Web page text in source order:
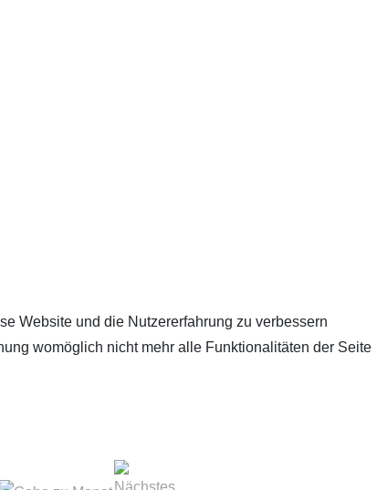
Website und die Nutzererfahrung zu verbessern
womöglich nicht mehr alle Funktionalitäten der Seite